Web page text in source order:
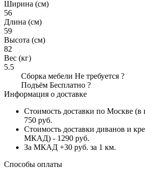
Ширина (см)
56
Длина (см)
59
Высота (см)
82
Вес (кг)
5.5
Сборка мебели Не требуется ?
Подъём Бесплатно ?
Информация о доставке
Стоимость доставки по Москве
750 руб.
Стоимость доставки диванов и
МКАД) - 1290 руб.
За МКАД +30 руб. за 1 км.
Способы оплаты